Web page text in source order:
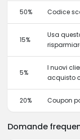
50% Codice
15%
Usa
5%
I nuovi
acquisto
20% Coupon
Domande